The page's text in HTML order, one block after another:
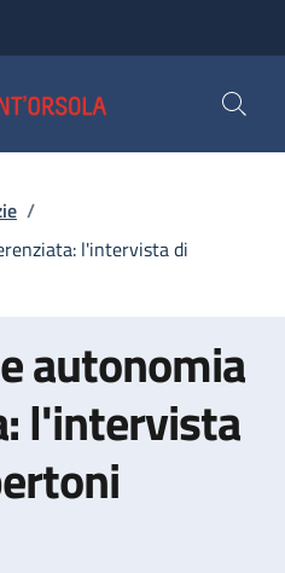
/
l'intervista di
autonomia
l'intervista